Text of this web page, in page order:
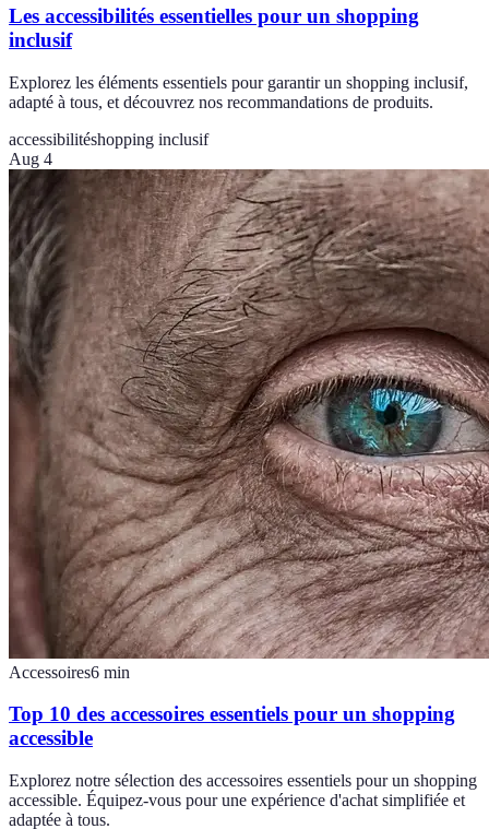
Les accessibilités essentielles pour un shopping
inclusif
Explorez les éléments essentiels pour garantir un shopping inclusif,
adapté à tous, et découvrez nos recommandations de produits.
accessibilitéshopping inclusif
Aug 4
Accessoires6 min
Top 10 des accessoires essentiels pour un shopping
accessible
Explorez notre sélection des accessoires essentiels pour un shopping
accessible. Équipez-vous pour une expérience d'achat simplifiée et
adaptée à tous.